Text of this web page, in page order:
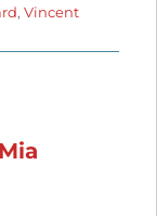
,Vincent